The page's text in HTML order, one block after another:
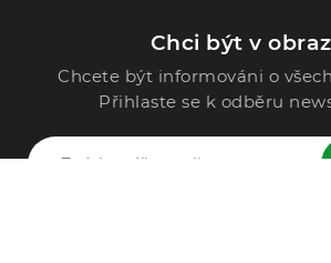
Chci být v
Chcete být informováni o
Přihlaste se k odběru